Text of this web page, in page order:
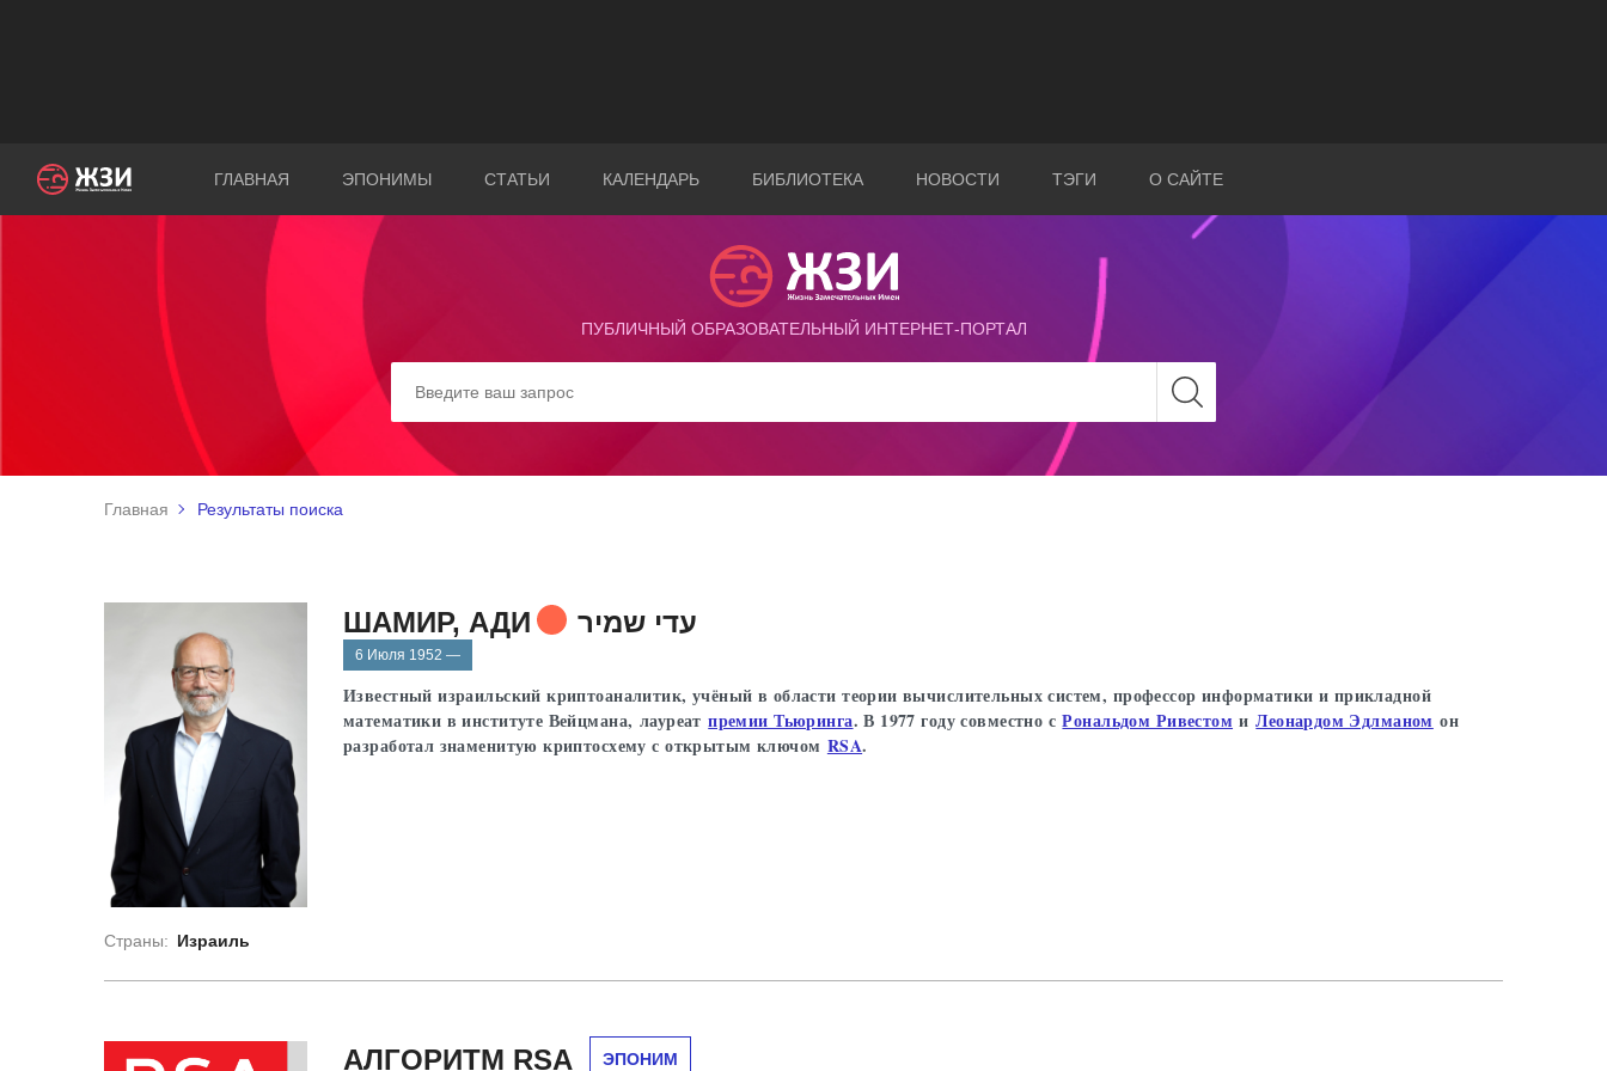
ГЛАВНАЯ ЭПОНИМЫ СТАТЬИ КАЛЕНДАРЬ БИБЛИОТЕКА НОВОСТИ ТЭГИ О САЙТЕ
ПУБЛИЧНЫЙ ОБРАЗОВАТЕЛЬНЫЙ ИНТЕРНЕТ-ПОРТАЛ
Главная Результаты поиска
ШАМИР, АДИ עדי שמיר
6 Июля 1952 —
Известный израильский криптоаналитик, учёный в области теории вычислительных систем, профессор информатики и прикладной
математики в институте Вейцмана, лауреатпремии Тьюринга. В 1977 году совместно сРональдом Ривестом иЛеонардом Эдлманом он
разработал знаменитую криптосхему с открытым ключом RSA.
Страны: Израиль
АЛГОРИТМ RSA ЭПОНИМ